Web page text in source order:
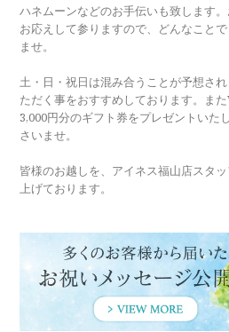
ハネムーンなどのお手伝いも致します
お応えして参りますので、どんなこと
ませ。
土・日・祝日は混み合うことが予想さ
ただく事をおすすめしております。ま
3,000円分のギフト券をプレゼントいた
さいませ。
皆様のお越しを、アイネス福山店スタ
上げております。